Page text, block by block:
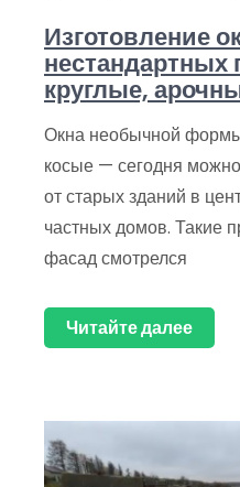
Изготовление
нестандартных
круглые,
Окна необычной
косые — сегодня можно
от старых зданий в
частных домов. Такие
фасад смотрелся
Читайте далее